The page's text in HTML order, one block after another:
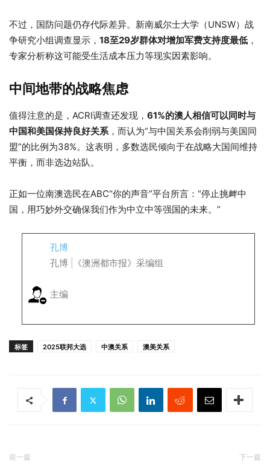
不过，国防问题仍存代际差异。新南威尔士大学（UNSW）战
争研究小组调查显示， 18至29岁群体对增加军费支持度最低 ，
专家分析称这可能受生活成本压力等现实因素影响。
中间地带的战略焦虑
值得注意的是，ACRI调查还发现， 61%的澳人相信可以同时与
中国和美国保持良好关系，而认为“与中国关系会削弱与美国同
盟”的比例为38%。这表明，多数选民倾向于在战略大国间维持
平衡，而非选边站队。
正如一位南澳选民在ABC“你的声音”平台所言：“停止挑衅中
国，用巧妙外交确保我们作为中立中等强国的未来。”
孔博
孔博 |《澳洲都市报》采编组
主编
标签 2025联邦大选 中澳关系 澳美关系
前一篇 下一篇